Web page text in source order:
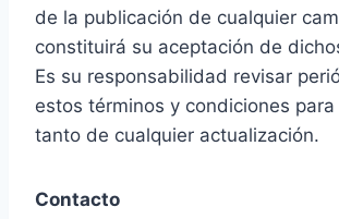
de la publicación de cualquier
constituirá su aceptación de
Es su responsabilidad revisar
estos términos y condiciones
tanto de cualquier actualización.
Contacto